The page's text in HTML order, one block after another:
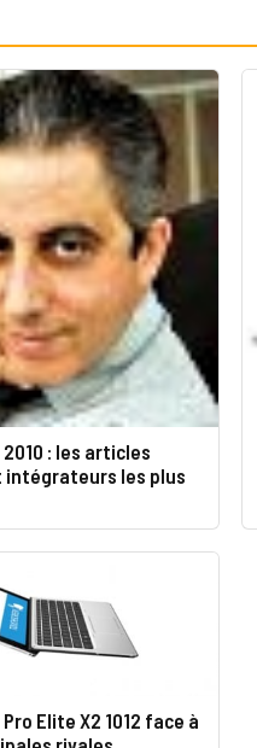
: les articles
intégrateurs les plus
Elite X2 1012 face à